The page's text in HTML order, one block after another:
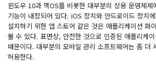
윈도우 10과 맥OS를 비롯한 대부분의 상용 운영체제
기능이 내장되어 있다. iOS 장치와 안드로이드 장치
설치하기 위한 앱 스토어 같은 것은 애플리케이션 화
볼 수 있다. 표면상, 안전한 것으로 인증된 애플리케
때문이다. 대부분의 모바일 관리 소프트웨어는 좀 더
허용한다.